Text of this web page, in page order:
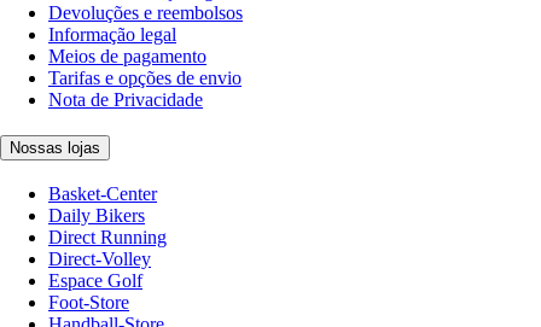
Devoluções e reembolsos
Informação legal
Meios de pagamento
Tarifas e opções de envio
Nota de Privacidade
Nossas lojas
Basket-Center
Daily Bikers
Direct Running
Direct-Volley
Espace Golf
Foot-Store